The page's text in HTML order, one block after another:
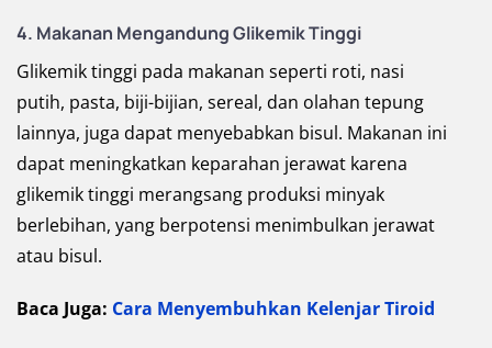
4. Makanan Mengandung Glikemik Tinggi
Glikemik tinggi pada makanan seperti roti, nasi
putih, pasta, biji-bijian, sereal, dan olahan tepung
lainnya, juga dapat menyebabkan bisul. Makanan ini
dapat meningkatkan keparahan jerawat karena
glikemik tinggi merangsang produksi minyak
berlebihan, yang berpotensi menimbulkan jerawat
atau bisul.
Baca Juga: Cara Menyembuhkan Kelenjar Tiroid